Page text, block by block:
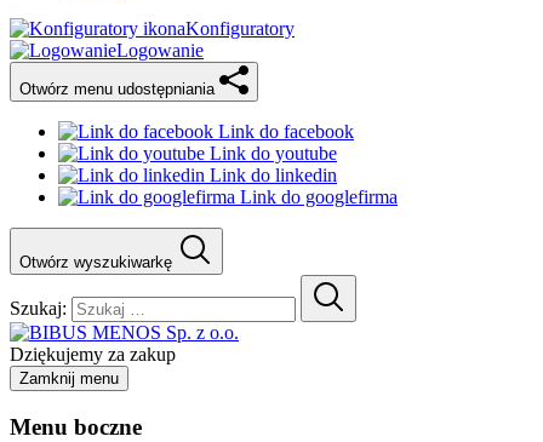
Konfiguratory
Logowanie
Otwórz menu udostępniania
Link do facebook
Link do youtube
Link do linkedin
Link do googlefirma
Otwórz wyszukiwarkę
Szukaj:
Dziękujemy za zakup
Zamknij menu
Menu boczne